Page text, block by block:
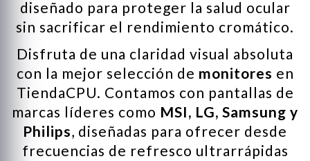
diseñado para proteger la salud ocular
sin sacrificar el rendimiento cromático.
Disfruta de una claridad visual absoluta
con la mejor selección de monitores en
TiendaCPU. Contamos con pantallas de
marcas líderes como MSI, LG, Samsung y
Philips, diseñadas para ofrecer desde
frecuencias de refresco ultrarrápidas